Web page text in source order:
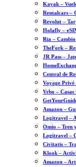
Kayak –
Rentalcars –
Revolut –
Holafly –
Ria –
TheFork –
JR Pass –
Central de
Voyage
Vrbo –
Amazon –
Logitravel –
Omio – Tren
Logitravel –
Civitatis –
Klook –
Amazon –